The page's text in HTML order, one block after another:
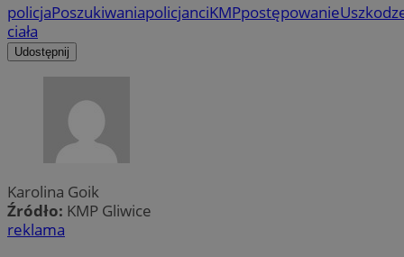
policjaPoszukiwaniapolicjanciKMPpostępowanie
ciała
Udostępnij
Karolina Goik
Źródło: KMP Gliwice
reklama